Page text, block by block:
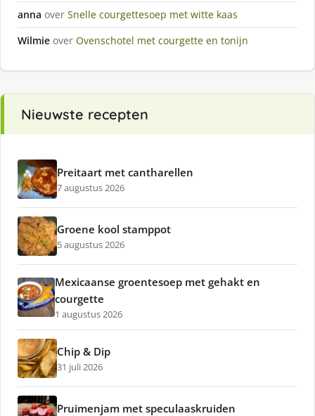
anna over Snelle courgettesoep met witte kaas
Wilmie over Ovenschotel met courgette en tonijn
Nieuwste recepten
Preitaart met cantharellen
7 augustus 2026
Groene kool stamppot
5 augustus 2026
Mexicaanse groentesoep met gehakt en
courgette
1 augustus 2026
Chip & Dip
31 juli 2026
Pruimenjam met speculaaskruiden